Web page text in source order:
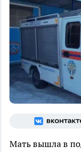
Мать вышла в